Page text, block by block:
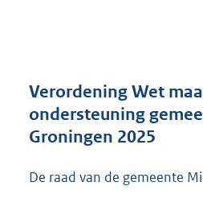
Verordening Wet
ondersteuning
Groningen 2025
De raad van de gemeente